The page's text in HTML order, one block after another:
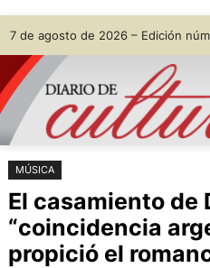
Saltar
al
contenido
Skip
to
content
7 de agosto de 2026 – Edición
MÚSICA
El casamiento de
“coincidencia
propició el